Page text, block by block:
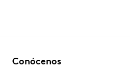
Conócenos